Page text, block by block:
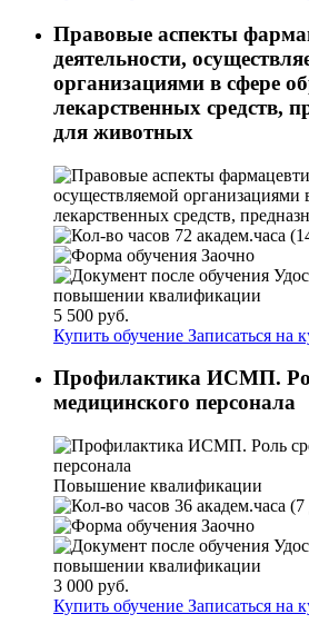
Правовые аспекты
деятельности,
организациями в сфере
лекарственных средств,
для животных
72 академ.часа
Заочно
повышении квалификации
5 500 руб.
Купить обучение Записаться на
Профилактика ИСМП.
медицинского персонала
Повышение квалификации
36 академ.часа
Заочно
повышении квалификации
3 000 руб.
Купить обучение Записаться на